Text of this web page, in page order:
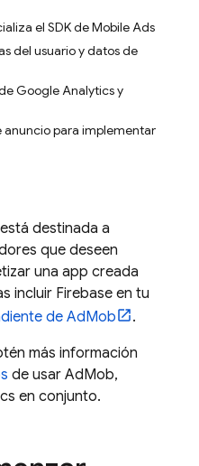
el SDK de Mobile Ads
del usuario y datos de
Google Analytics y
anuncio para implementar
destinada a
que deseen
una app creada
incluir Firebase en tu
de AdMob
.
más información
de usar AdMob,
en conjunto.